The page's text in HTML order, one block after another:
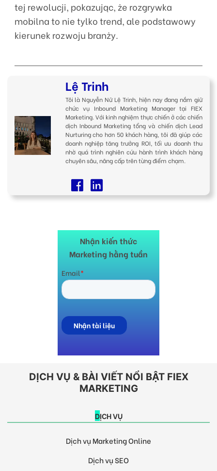
tej rewolucji, pokazując, że rozgrywka
mobilna to nie tylko trend, ale podstawowy
kierunek rozwoju branży.
Lệ Trinh
Tôi là Nguyễn Nữ Lệ Trinh, hiện nay đang nắm giữ
chức vụ Inbound Marketing Manager tại FIEX
Marketing. Với kinh nghiệm thực chiến ở các chiến
dịch Inbound Marketing tổng và chiến dịch Lead
Nurturing cho hơn 50 khách hàng, tôi đã giúp các
doanh nghiệp tăng trưởng ROI, tối ưu doanh thu
nhờ quá trình nghiên cứu hành trình khách hàng
chuyên sâu, nâng cấp trên từng điểm chạm.
Nhận kiến thức
Marketing hằng tuần
DỊCH VỤ & BÀI VIẾT NỔI BẬT FIEX
MARKETING
DỊCH VỤ
Dịch vụ Marketing Online
Dịch vụ SEO